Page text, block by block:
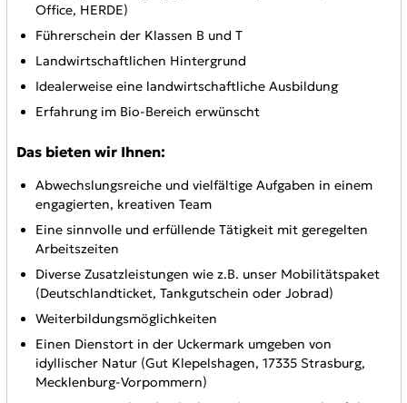
Office, HERDE)
Führerschein der Klassen B und T
Landwirtschaftlichen Hintergrund
Idealerweise eine landwirtschaftliche Ausbildung
Erfahrung im Bio-Bereich erwünscht
Das bieten wir Ihnen:
Abwechslungsreiche und vielfältige Aufgaben in einem
engagierten, kreativen Team
Eine sinnvolle und erfüllende Tätigkeit mit geregelten
Arbeitszeiten
Diverse Zusatzleistungen wie z.B. unser Mobilitätspaket
(Deutschlandticket, Tankgutschein oder Jobrad)
Weiterbildungsmöglichkeiten
Einen Dienstort in der Uckermark umgeben von
idyllischer Natur (Gut Klepelshagen, 17335 Strasburg,
Mecklenburg-Vorpommern)